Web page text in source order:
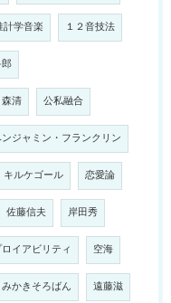
計学音楽 １２音技法
森清 公私融合
ジャミン・フランクリン
キルケゴール 恋愛論
佐藤信夫 岸田秀
イアビリティ 空海
かきそろばん 遠藤滋